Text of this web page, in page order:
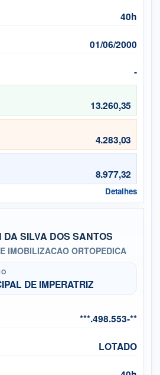
40h
01/06/2000
-
13.260,35
4.283,03
8.977,32
Detalhes
SILVA DOS SANTOS
IMOBILIZACAO ORTOPEDICA
DE IMPERATRIZ
***.498.553-**
LOTADO